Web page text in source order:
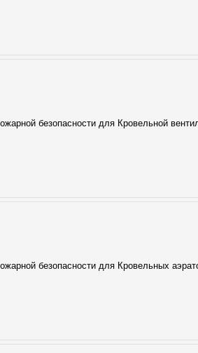
безопасности для Кровельной
безопасности для Кровельных